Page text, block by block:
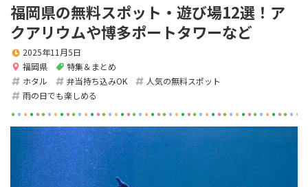
福岡県の無料スポット・遊び場12選！ア
クアリウムや博多ポートタワーなど
福岡県 特集＆まとめ
2025年11月5日
ホタル 弁当持ち込みOK
人気の無料スポット
雨の日でも楽しめる